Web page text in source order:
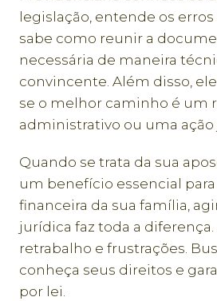
legislação, entende os
sabe como reunir a
necessária de maneira
convincente. Além disso,
se o melhor caminho é um
administrativo ou uma ação
Quando se trata da sua
um benefício essencial
financeira da sua família,
jurídica faz toda a diferença.
retrabalho e frustrações.
conheça seus direitos e
por lei.